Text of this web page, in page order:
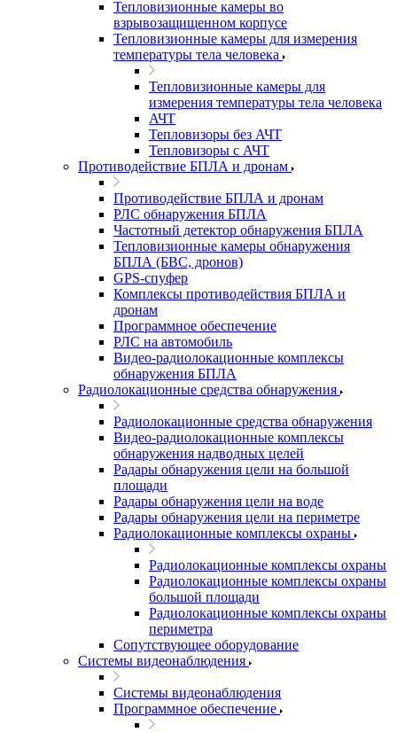
Тепловизионные камеры во
взрывозащищенном корпусе
Тепловизионные камеры для измерения
температуры тела человека
Тепловизионные камеры для
измерения температуры тела человека
АЧТ
Тепловизоры без АЧТ
Тепловизоры с АЧТ
Противодействие БПЛА и дронам
Противодействие БПЛА и дронам
РЛС обнаружения БПЛА
Частотный детектор обнаружения БПЛА
Тепловизионные камеры обнаружения
БПЛА (БВС, дронов)
GPS-спуфер
Комплексы противодействия БПЛА и
дронам
Программное обеспечение
РЛС на автомобиль
Видео-радиолокационные комплексы
обнаружения БПЛА
Радиолокационные средства обнаружения
Радиолокационные средства обнаружения
Видео-радиолокационные комплексы
обнаружения надводных целей
Радары обнаружения цели на большой
площади
Радары обнаружения цели на воде
Радары обнаружения цели на периметре
Радиолокационные комплексы охраны
Радиолокационные комплексы охраны
Радиолокационные комплексы охраны
большой площади
Радиолокационные комплексы охраны
периметра
Сопутствующее оборудование
Системы видеонаблюдения
Системы видеонаблюдения
Программное обеспечение